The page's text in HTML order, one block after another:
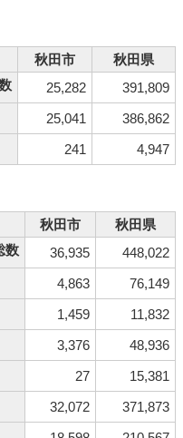
秋田市
秋田県
25,282
391,809
25,041
386,862
241 4,947
秋田市
秋田県
数
36,935
448,022
4,863
76,149
1,459
11,832
3,376
48,936
27
15,381
32,072
371,873